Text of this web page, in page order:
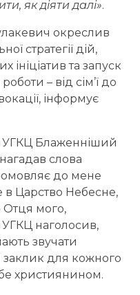
як діяти далі».
окреслив
стратегії дій,
ініціатив та запуск
– від сім’ї до
інформує
УГКЦ Блаженніший
слова
до мене
в Царство Небесне,
Отця мого,
УГКЦ наголосив,
звучати
заклик для кожного
християнином.